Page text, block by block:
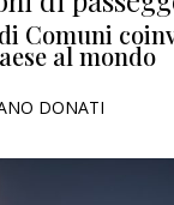
Comuni
al mondo
DONATI